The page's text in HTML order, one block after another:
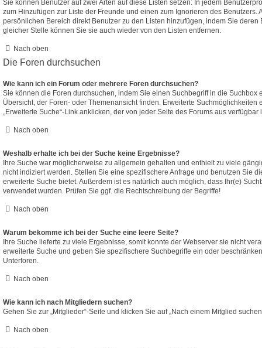
Sie können Benutzer auf zwei Arten auf diese Listen setzen: In jedem
zum Hinzufügen zur Liste der Freunde und einen zum Ignorieren des Benutzers.
persönlichen Bereich direkt Benutzer zu den Listen hinzufügen, indem Sie deren
gleicher Stelle können Sie sie auch wieder von den Listen entfernen.
Nach oben
Die Foren durchsuchen
Wie kann ich ein Forum oder mehrere Foren durchsuchen?
Sie können die Foren durchsuchen, indem Sie einen Suchbegriff in die Suchbox
Übersicht, der Foren- oder Themenansicht finden. Erweiterte Suchmöglichkeiten
„Erweiterte Suche“-Link anklicken, der von jeder Seite des Forums aus verfügbar
Nach oben
Weshalb erhalte ich bei der Suche keine Ergebnisse?
Ihre Suche war möglicherweise zu allgemein gehalten und enthielt zu viele
nicht indiziert werden. Stellen Sie eine spezifischere Anfrage und benutzen Sie
erweiterte Suche bietet. Außerdem ist es natürlich auch möglich, dass Ihr(e)
verwendet wurden. Prüfen Sie ggf. die Rechtschreibung der Begriffe!
Nach oben
Warum bekomme ich bei der Suche eine leere Seite?
Ihre Suche lieferte zu viele Ergebnisse, somit konnte der Webserver sie nicht
erweiterte Suche und geben Sie spezifischere Suchbegriffe ein oder
Unterforen.
Nach oben
Wie kann ich nach Mitgliedern suchen?
Gehen Sie zur „Mitglieder“-Seite und klicken Sie auf „Nach einem Mitglied
Nach oben